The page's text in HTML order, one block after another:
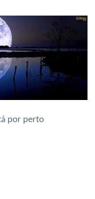
por perto